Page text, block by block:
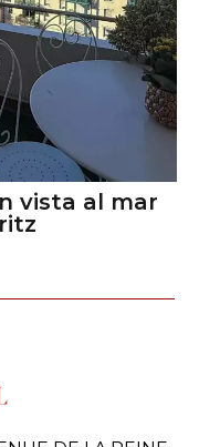
vista al mar